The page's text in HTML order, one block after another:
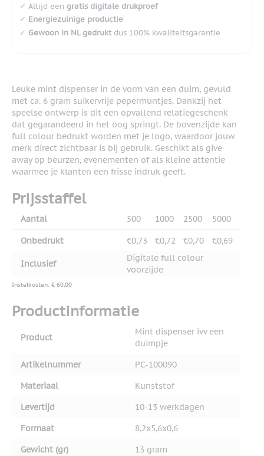
✔ Altijd een gratis digitale drukproef
✔ Energiezuinige productie
✔ Gewoon in NL gedruktdus 100% kwaliteitsgarantie
Leuke mint dispenser in de vorm van een duim, gevuld
met ca. 6 gram suikervrije pepermuntjes. Dankzij het
speelse ontwerp is dit een opvallend relatiegeschenk
dat gegarandeerd in het oog springt. De bovenzijde kan
full colour bedrukt worden met je logo, waardoor jouw
merk direct zichtbaar is bij gebruik. Geschikt als give-
away op beurzen, evenementen of als kleine attentie
waarmee je klanten een frisse indruk geeft.
Prijsstaffel
Aantal 500 1000 2500 5000
Onbedrukt €0,73 €0,72 €0,70 €0,69
Inclusief
Digitale full colour
voorzijde
Instelkosten: € 60,00
Productinformatie
Product
Mint dispenser ivv een
duimpje
Artikelnummer
PC-100090
Materiaal
Kunststof
Levertijd
10-13 werkdagen
Formaat
8,2x5,6x0,6
Gewicht (gr)
13 gram